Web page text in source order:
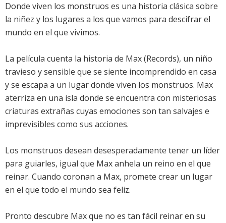
Donde viven los monstruos es una historia clásica sobre
la niñez y los lugares a los que vamos para descifrar el
mundo en el que vivimos.
La película cuenta la historia de Max (Records), un niño
travieso y sensible que se siente incomprendido en casa
y se escapa a un lugar donde viven los monstruos. Max
aterriza en una isla donde se encuentra con misteriosas
criaturas extrañas cuyas emociones son tan salvajes e
imprevisibles como sus acciones.
Los monstruos desean desesperadamente tener un líder
para guiarles, igual que Max anhela un reino en el que
reinar. Cuando coronan a Max, promete crear un lugar
en el que todo el mundo sea feliz.
Pronto descubre Max que no es tan fácil reinar en su